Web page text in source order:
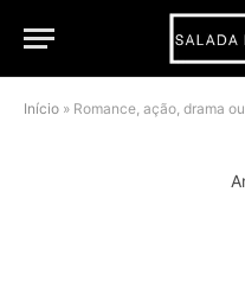
Início » Romance, ação, drama ou nostalgia? O